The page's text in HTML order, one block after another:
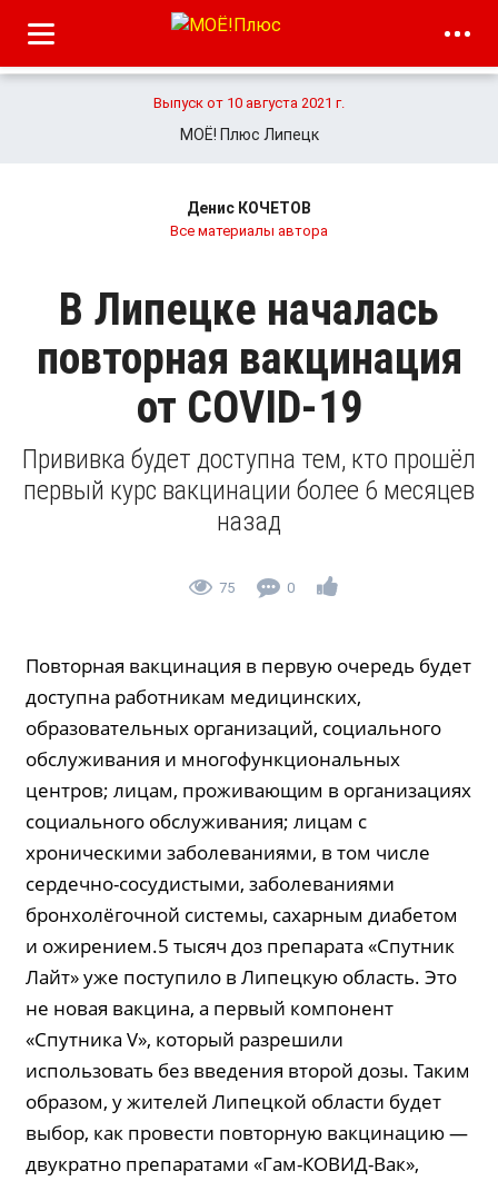
Выпуск от 10 августа 2021 г.
МОЁ! Плюс Липецк
Денис КОЧЕТОВ
Все материалы автора
В Липецке началась
повторная вакцинация
от COVID-19
Прививка будет доступна тем, кто прошёл
первый курс вакцинации более 6 месяцев
назад
75 0
Повторная вакцинация в первую очередь будет
доступна работникам медицинских,
образовательных организаций, социального
обслуживания и многофункциональных
центров; лицам, проживающим в организациях
социального обслуживания; лицам с
хроническими заболеваниями, в том числе
сердечно-сосудистыми, заболеваниями
бронхолёгочной системы, сахарным диабетом
и ожирением.5 тысяч доз препарата «Спутник
Лайт» уже поступило в Липецкую область. Это
не новая вакцина, а первый компонент
«Спутника V», который разрешили
использовать без введения второй дозы. Таким
образом, у жителей Липецкой области будет
выбор, как провести повторную вакцинацию —
двукратно препаратами «Гам-КОВИД-Вак»,